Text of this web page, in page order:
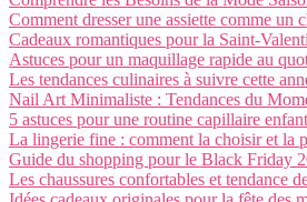
Comment dresser une assiette comme un
Cadeaux romantiques pour la Saint-
Astuces pour un maquillage rapide au
Les tendances culinaires à suivre cette
Nail Art Minimaliste : Tendances du
5 astuces pour une routine capillaire
La lingerie fine : comment la choisir et la
Guide du shopping pour le Black Friday
Les chaussures confortables et tendance